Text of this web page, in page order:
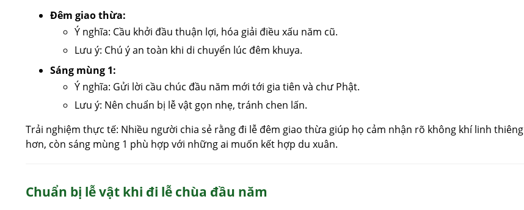
Đêm giao thừa:
Ý nghĩa: Cầu khởi đầu thuận lợi, hóa giải điều xấu năm cũ.
Lưu ý: Chú ý an toàn khi di chuyển lúc đêm khuya.
Sáng mùng 1:
Ý nghĩa: Gửi lời cầu chúc đầu năm mới tới gia tiên và chư Phật.
Lưu ý: Nên chuẩn bị lễ vật gọn nhẹ, tránh chen lấn.
Trải nghiệm thực tế: Nhiều người chia sẻ rằng đi lễ đêm giao thừa giúp họ cảm nhận rõ không khí linh thiêng
hơn, còn sáng mùng 1 phù hợp với những ai muốn kết hợp du xuân.
Chuẩn bị lễ vật khi đi lễ chùa đầu năm